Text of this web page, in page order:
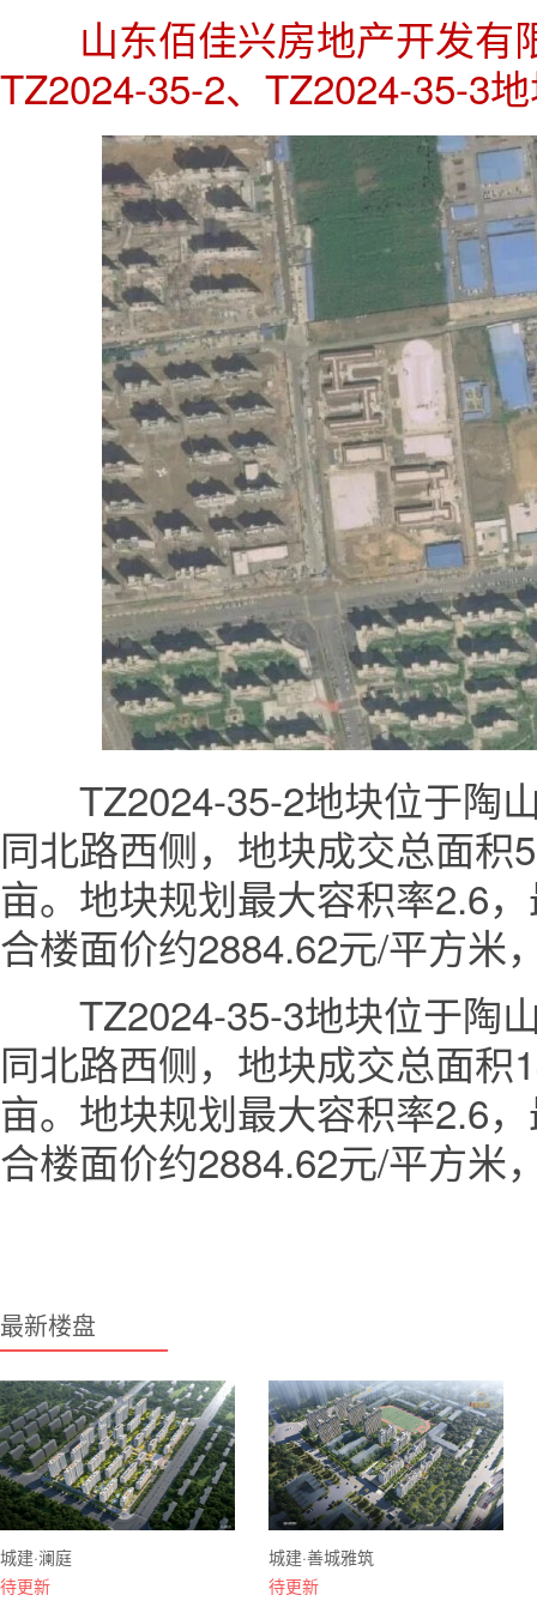
山东佰佳兴房地产开发有
TZ2024-35-2、TZ2024-35-3
TZ2024-35-2地块位于陶
同北路西侧，地块成交总面积
亩。地块规划最大容积率2.6
合楼面价约2884.62元/平方米
TZ2024-35-3地块位于陶
同北路西侧，地块成交总面积
亩。地块规划最大容积率2.6
合楼面价约2884.62元/平方米
最新楼盘
城建·澜庭
待更新
城建·善城雅筑
待更新